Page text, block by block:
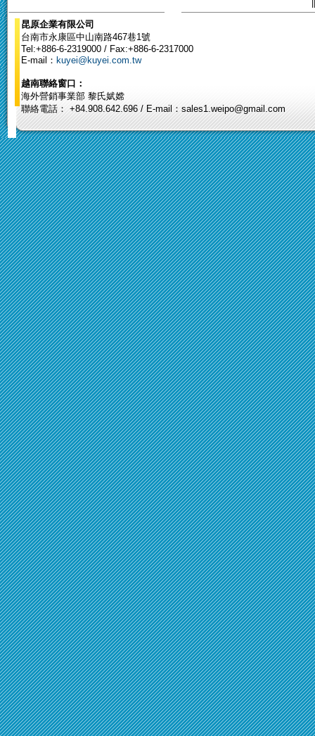
昆原企業有限公司
台南市永康區中山南路467巷1號
Tel:+886-6-2319000 / Fax:+886-6-2317000
E-mail： kuyei@kuyei.com.tw
越南聯絡窗口：
海外營銷事業部 黎氏娬嫦
聯絡電話： +84.908.642.696 / E-mail：sales1.weipo@gmail.com